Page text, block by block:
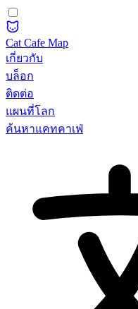
Cat Cafe Map
เกี่ยวกับ
บล็อก
ติดต่อ
แผนที่โลก
ค้นหาแคทคาเฟ่